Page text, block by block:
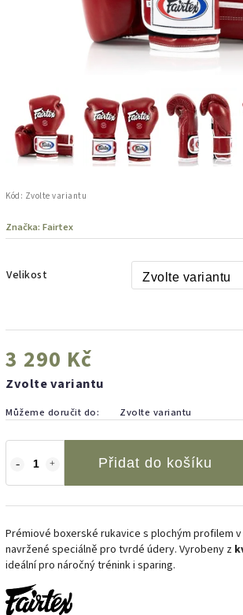
Kód: Zvolte variantu
Značka: Fairtex
Velikost
3 290 Kč
Zvolte variantu
Můžeme doručit do: Zvolte variantu
Přidat do košíku
Prémiové boxerské rukavice s plochým profilem
navržené speciálně pro tvrdé údery. Vyrobeny z
ideální pro náročný trénink i sparing.